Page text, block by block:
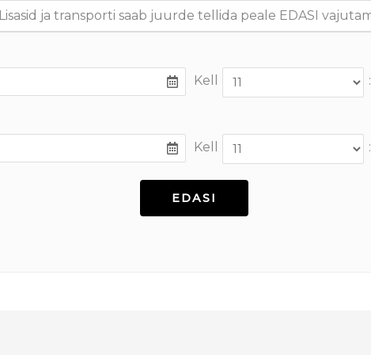
Lisasid ja transporti saab juurde tellida peale EDASI
Kell
:
Kell
: